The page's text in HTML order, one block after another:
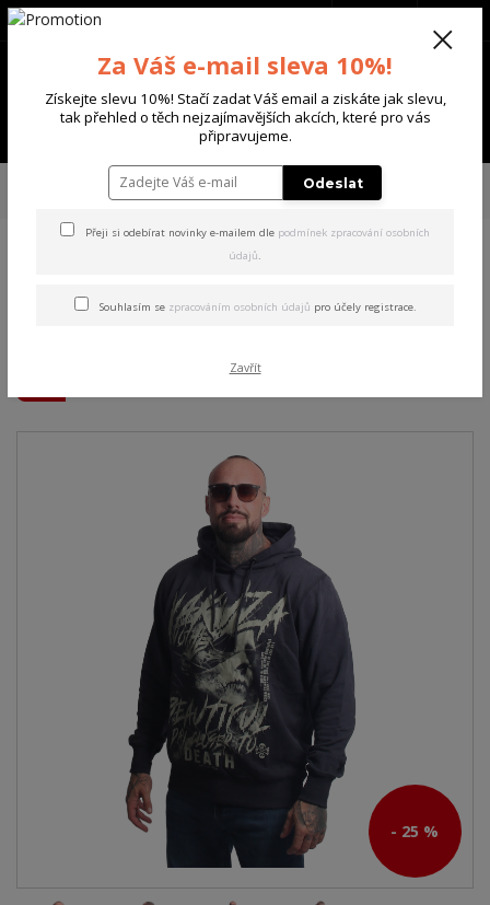
Menu
+420 702 136 620
MIKINY
Yakuza pánská mikina s kapucí Beautiful
Hoodie parisian/night L
kapucí Beautiful Hoodie
- 25 %
Za Váš e-mail sleva 10%!
Získejte slevu 10%! Stačí zadat Váš email a ziskáte jak slevu,
tak přehled o těch nejzajímavějších akcích, které pro vás
připravujeme.
Odeslat
Přeji si odebírat novinky e-mailem dle podmínek zpracování osobních
údajů.
Souhlasím se zpracováním osobních údajů pro účely registrace.
Zavřít